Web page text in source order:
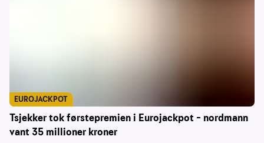
Tsjekker tok førstepremien i Eurojackpot – nordmann
vant 35 millioner kroner
EUROJACKPOT